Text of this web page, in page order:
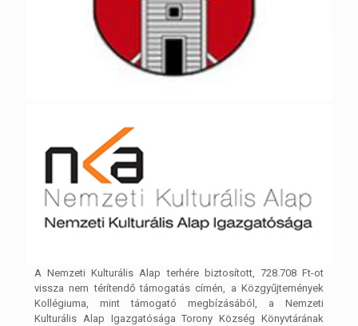
A Nemzeti Kulturális Alap terhére biztosított, 728.708 Ft-ot
vissza nem térítendő támogatás címén, a Közgyűjtemények
Kollégiuma, mint támogató megbízásából, a Nemzeti
Kulturális Alap Igazgatósága Torony Község Könyvtárának